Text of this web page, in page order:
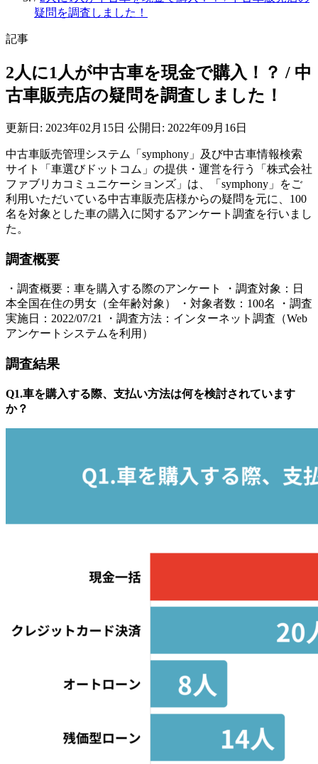
疑問を調査しました！
記事
2人に1人が中古車を現金で購入！？ / 中
古車販売店の疑問を調査しました！
更新日: 2023年02月15日 公開日: 2022年09月16日
中古車販売管理システム「symphony」及び中古車情報検索
サイト「車選びドットコム」の提供・運営を行う「株式会社
ファブリカコミュニケーションズ」は、「symphony」をご
利用いただいている中古車販売店様からの疑問を元に、100
名を対象とした車の購入に関するアンケート調査を行いまし
た。
調査概要
・調査概要：車を購入する際のアンケート ・調査対象：日
本全国在住の男女（全年齢対象） ・対象者数：100名 ・調査
実施日：2022/07/21 ・調査方法：インターネット調査（Web
アンケートシステムを利⽤）
調査結果
Q1.車を購入する際、支払い方法は何を検討されています
か？